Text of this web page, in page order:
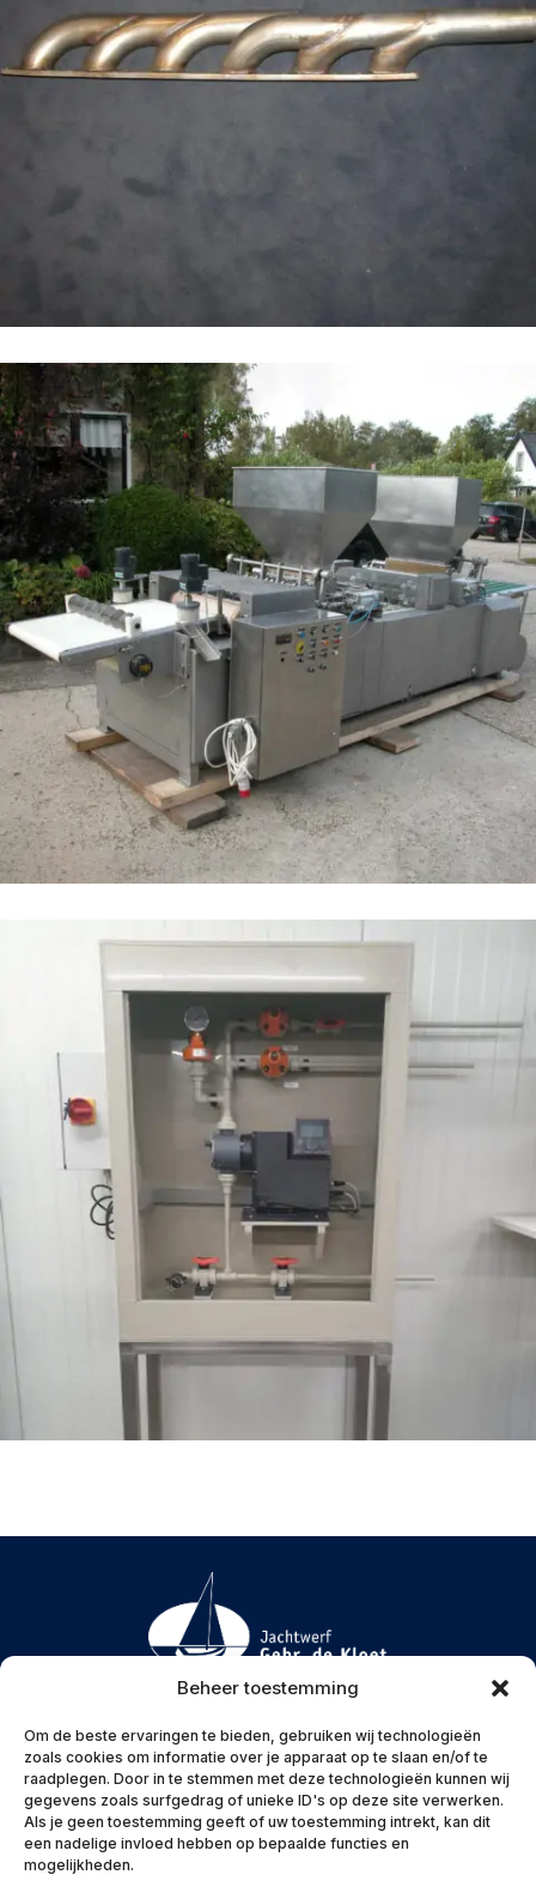
Beheer toestemming
Om de beste ervaringen te bieden, gebruiken wij technologieën
zoals cookies om informatie over je apparaat op te slaan en/of te
raadplegen. Door in te stemmen met deze technologieën kunnen wij
gegevens zoals surfgedrag of unieke ID's op deze site verwerken.
Als je geen toestemming geeft of uw toestemming intrekt, kan dit
een nadelige invloed hebben op bepaalde functies en
mogelijkheden.
Menu
Contactinformatie